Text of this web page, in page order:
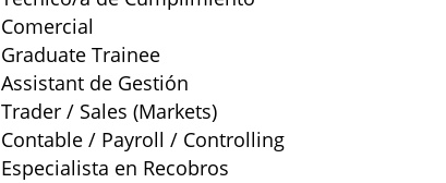
Comercial
Graduate Trainee
Assistant de Gestión
Trader / Sales (Markets)
Contable / Payroll / Controlling
Especialista en Recobros